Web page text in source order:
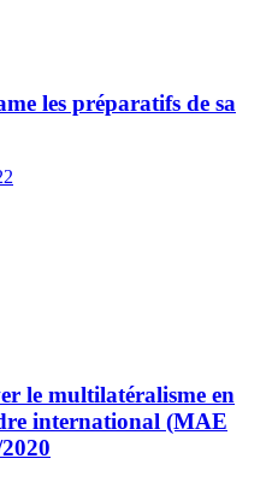
les préparatifs de sa
le multilatéralisme en
international (MAE